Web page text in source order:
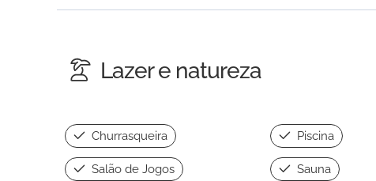
Lazer e natureza
Churrasqueira Piscina
Salão de Jogos Sauna